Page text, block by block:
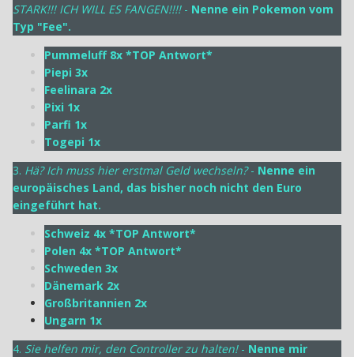
STARK!!! ICH WILL ES FANGEN!!!! - Nenne ein Pokemon vom
Typ "Fee".
Pummeluff 8x *TOP Antwort*
Piepi 3x
Feelinara 2x
Pixi 1x
Parfi 1x
Togepi 1x
3. Hä? Ich muss hier erstmal Geld wechseln? - Nenne ein
europäisches Land, das bisher noch nicht den Euro
eingeführt hat.
Schweiz 4x *TOP Antwort*
Polen 4x *TOP Antwort*
Schweden 3x
Dänemark 2x
Großbritannien 2x
Ungarn 1x
4. Sie helfen mir, den Controller zu halten! - Nenne mir